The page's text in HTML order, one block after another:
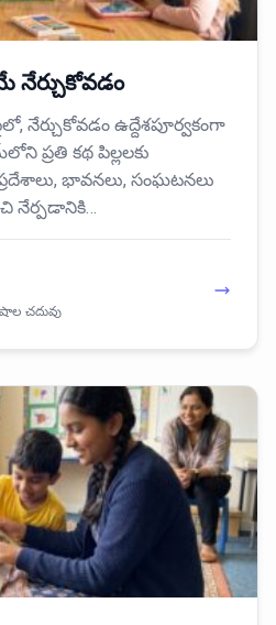
నేర్చుకోవడం ఉద్దేశపూర్వకంగా
ప్రతి కథ పిల్లలకు
భావనలు, సంఘటనలు
నేర్పడానికి…
చదువు